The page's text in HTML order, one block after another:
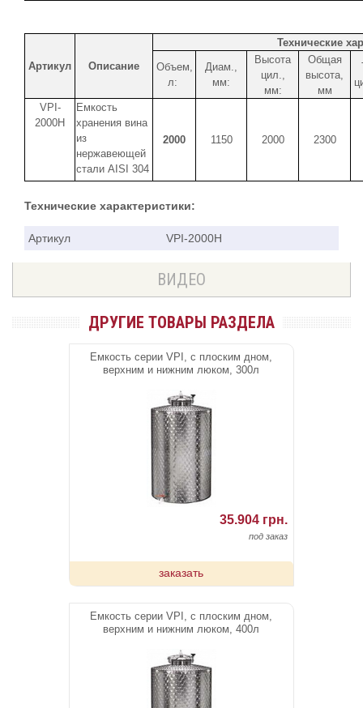
Артикул Описание
Технические
Объем,
л:
Диам.,
мм:
Высота
цил.,
мм:
Общая
высота,
мм
VPI-
2000H
Емкость
хранения вина
из
нержавеющей
стали AISI 304
2000 1150 2000 2300
Технические характеристики:
Артикул VPI-2000H
ВИДЕО
ДРУГИЕ ТОВАРЫ РАЗДЕЛА
Емкость серии VPI, с плоским дном,
верхним и нижним люком, 300л
35.904 грн.
под заказ
заказать
Емкость серии VPI, с плоским дном,
верхним и нижним люком, 400л